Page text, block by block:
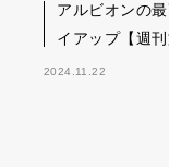
アルビオンの
イアップ【週
2024.11.22